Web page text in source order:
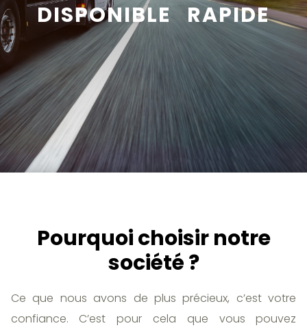
DISPONIBLE RAPIDE
Pourquoi choisir notre
société ?
Ce que nous avons de plus précieux, c’est votre
confiance. C’est pour cela que vous pouvez